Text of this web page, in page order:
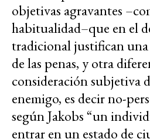
objetivas agravantes
habitualidad–que en el
tradicional justifican
de las penas, y otra
consideración subjetiva
enemigo, es decir no-
según Jakobs “un
entrar en un estado de